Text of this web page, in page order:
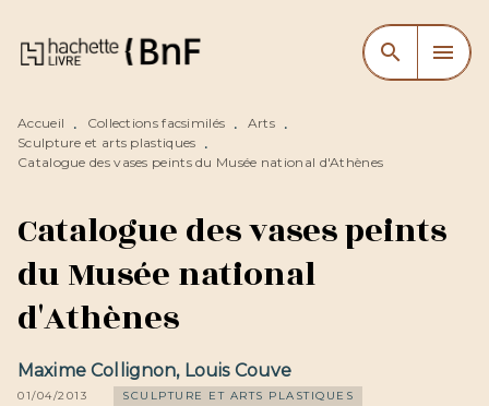
MENU RECHERCHE
CONTENU
search menu
Accueil • Collections facsimilés • Arts
•
Sculpture et arts plastiques •
Catalogue des vases peints du Musée national d'Athènes
Catalogue des vases peints
du Musée national
d'Athènes
Maxime Collignon, Louis Couve
01/04/2013 SCULPTURE ET ARTS PLASTIQUES